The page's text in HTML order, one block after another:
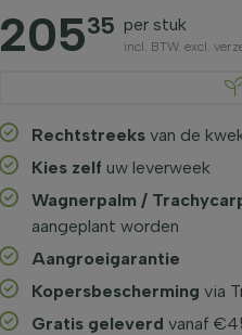
20535 per stuk
incl. BTW. excl.
Rechtstreeksvan de
Kies zelf uw leverweek
Wagnerpalm /
aangeplant worden
Aangroeigarantie
Kopersbescherming via
Gratis geleverd vanaf